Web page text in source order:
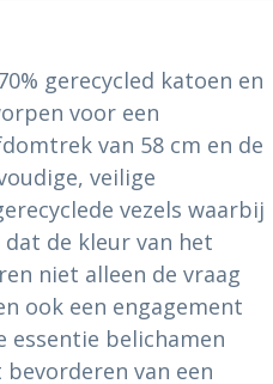
gerecycled katoen en
voor een
van 58 cm en de
veilige
vezels waarbij
de kleur van het
niet alleen de vraag
ook een engagement
essentie belichamen
van een